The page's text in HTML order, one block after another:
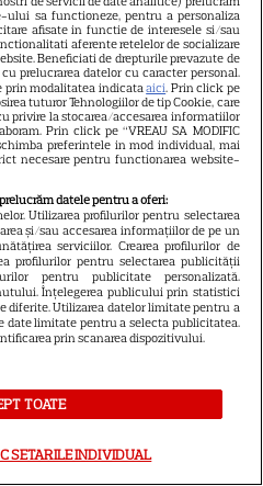
de gătit îți trebuie
te muți singur – ustensile
trebuie să le ai în
sa functioneze, pentru a personaliza
afisate in functie de interesele si/sau
aferente retelelor de socializare
Beneficiati de drepturile prevazute de
prelucrarea datelor cu caracter personal.
prin modalitatea indicataaici. Prin click pe
tuturor Tehnologiilor de tip Cookie, care
privire la stocarea/accesarea informatiilor
Prin click pe “VREAU SA MODIFIC
preferintele in mod individual, mai
necesare pentru functionarea website-
datele pentru a oferi:
Utilizarea profilurilor pentru selectarea
și/sau accesarea informațiilor de pe un
serviciilor. Crearea profilurilor de
profilurilor pentru selectarea publicității
pentru publicitate personalizată.
Înțelegerea publicului prin statistici
diferite. Utilizarea datelor limitate pentru a
date limitate pentru a selecta publicitatea.
prin scanarea dispozitivului.
TOATE
SETARILE INDIVIDUAL